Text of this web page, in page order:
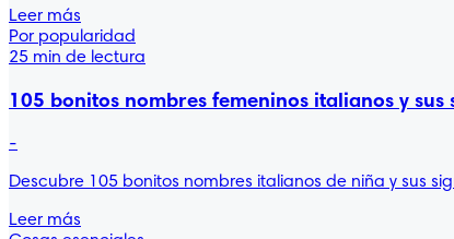
Leer más
Por popularidad
25 min de lectura
105 bonitos nombres femeninos italianos y sus
-
Descubre 105 bonitos nombres italianos de niña y sus
Leer más